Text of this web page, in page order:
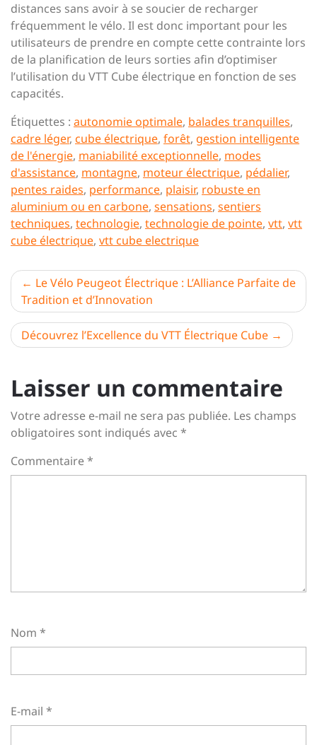
distances sans avoir à se soucier de recharger
fréquemment le vélo. Il est donc important pour les
utilisateurs de prendre en compte cette contrainte lors
de la planification de leurs sorties afin d’optimiser
l’utilisation du VTT Cube électrique en fonction de ses
capacités.
Étiquettes : autonomie optimale, balades tranquilles,
cadre léger, cube électrique, forêt, gestion intelligente
de l'énergie, maniabilité exceptionnelle, modes
d'assistance, montagne, moteur électrique, pédalier,
pentes raides, performance, plaisir, robuste en
aluminium ou en carbone, sensations, sentiers
techniques, technologie, technologie de pointe, vtt, vtt
cube électrique, vtt cube electrique
Navigation
de
l’article
Le Vélo Peugeot Électrique : L’Alliance Parfaite de
Tradition et d’Innovation
Découvrez l’Excellence du VTT Électrique Cube
Laisser un commentaire
Votre adresse e-mail ne sera pas publiée. Les champs
obligatoires sont indiqués avec *
Commentaire*
Nom *
E-mail *